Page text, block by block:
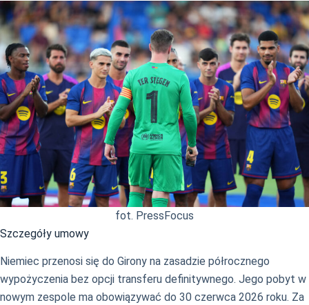
fot. PressFocus
Szczegóły umowy
Niemiec przenosi się do Girony na zasadzie półrocznego
wypożyczenia bez opcji transferu definitywnego. Jego pobyt w
nowym zespole ma obowiązywać do 30 czerwca 2026 roku. Za